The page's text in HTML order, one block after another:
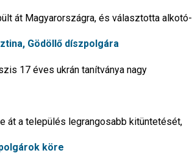
át Magyarországra, és választotta alkotó-
Gödöllő díszpolgára
17 éves ukrán tanítványa nagy
át a település legrangosabb kitüntetését,
köre